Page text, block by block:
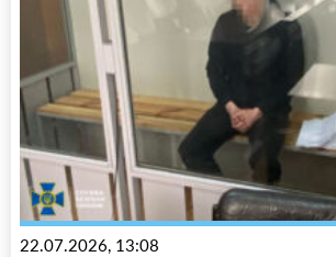
22.07.2026, 13:08